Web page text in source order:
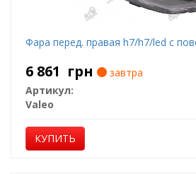
Фара перед. правая h7/h7/led с
6 861 грн
завтра
Артикул:
Valeo
КУПИТЬ